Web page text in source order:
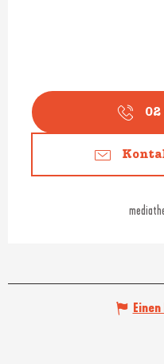
02
Einen